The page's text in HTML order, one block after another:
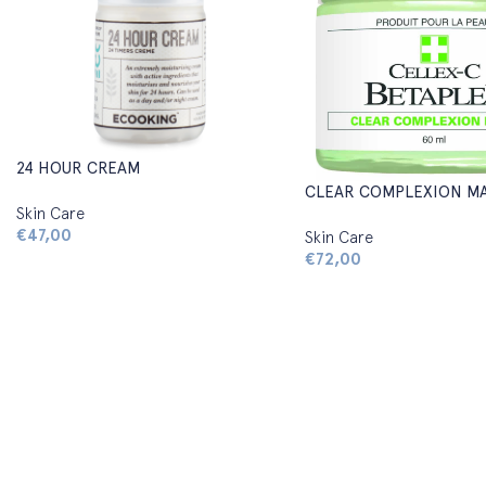
24 HOUR CREAM
Skin Care
€47,00
CLEAR COMPLEXION
Skin Care
€72,00